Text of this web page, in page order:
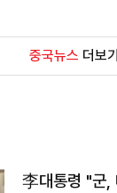
중국뉴스 더보기
李대통령 "군,